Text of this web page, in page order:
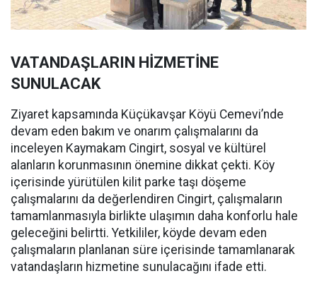
VATANDAŞLARIN HİZMETİNE
SUNULACAK
Ziyaret kapsamında Küçükavşar Köyü Cemevi’nde
devam eden bakım ve onarım çalışmalarını da
inceleyen Kaymakam Cingirt, sosyal ve kültürel
alanların korunmasının önemine dikkat çekti. Köy
içerisinde yürütülen kilit parke taşı döşeme
çalışmalarını da değerlendiren Cingirt, çalışmaların
tamamlanmasıyla birlikte ulaşımın daha konforlu hale
geleceğini belirtti. Yetkililer, köyde devam eden
çalışmaların planlanan süre içerisinde tamamlanarak
vatandaşların hizmetine sunulacağını ifade etti.